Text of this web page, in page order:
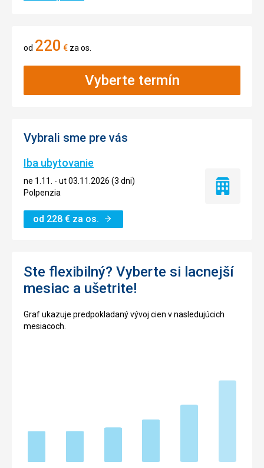
od 220 € za os.
Vyberte termín
Vybrali sme pre vás
Iba ubytovanie
ne 1.11. - ut 03.11.2026 (3 dni)
Polpenzia
od 228 € za os.
Iba
Ste flexibilný? Vyberte si lacnejší
mesiac a ušetrite!
Graf ukazuje predpokladaný vývoj cien v nasledujúcich
mesiacoch.